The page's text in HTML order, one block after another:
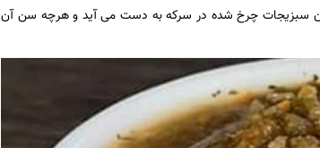
دادن سبزیجات چرخ شده در سرکه به دست می آید و هرچه سن آن